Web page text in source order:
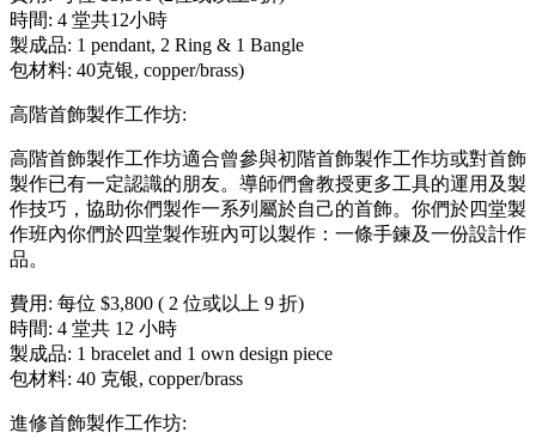
時間: 4 堂共12小時
製成品: 1 pendant, 2 Ring & 1 Bangle
包材料: 40克银, copper/brass)
高階首飾製作工作坊:
高階首飾製作工作坊適合曾參與初階首飾製作工作坊或對首飾
製作已有一定認識的朋友。導師們會教授更多工具的運用及製
作技巧，協助你們製作一系列屬於自己的首飾。你們於四堂製
作班內你們於四堂製作班內可以製作：一條手鍊及一份設計作
品。
費用: 每位 $3,800 ( 2 位或以上 9 折)
時間: 4 堂共 12 小時
製成品: 1 bracelet and 1 own design piece
包材料: 40 克银, copper/brass
進修首飾製作工作坊: